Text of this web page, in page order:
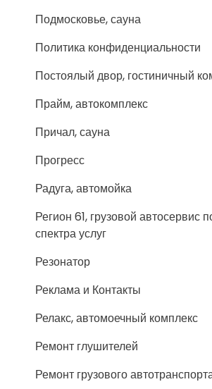
Подмосковье, сауна
Политика конфиденциальности
Постоялый двор, гостиничный
Прайм, автокомплекс
Причал, сауна
Прогресс
Радуга, автомойка
Регион 61, грузовой автосервис
спектра услуг
Резонатор
Реклама и Контакты
Релакс, автомоечный комплекс
Ремонт глушителей
Ремонт грузового